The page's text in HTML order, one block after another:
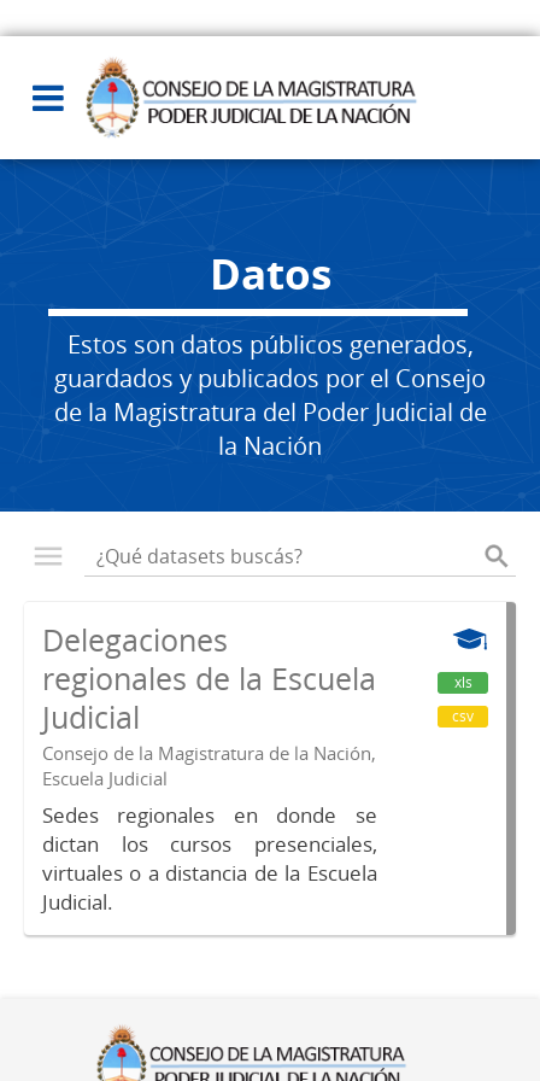
Datos
Estos son datos públicos generados,
guardados y publicados por el Consejo
de la Magistratura del Poder Judicial de
la Nación
Delegaciones
regionales de la Escuela
Judicial
Consejo de la Magistratura de la Nación,
Escuela Judicial
Sedes regionales en donde se
dictan los cursos presenciales,
virtuales o a distancia de la Escuela
Judicial.
xls
csv